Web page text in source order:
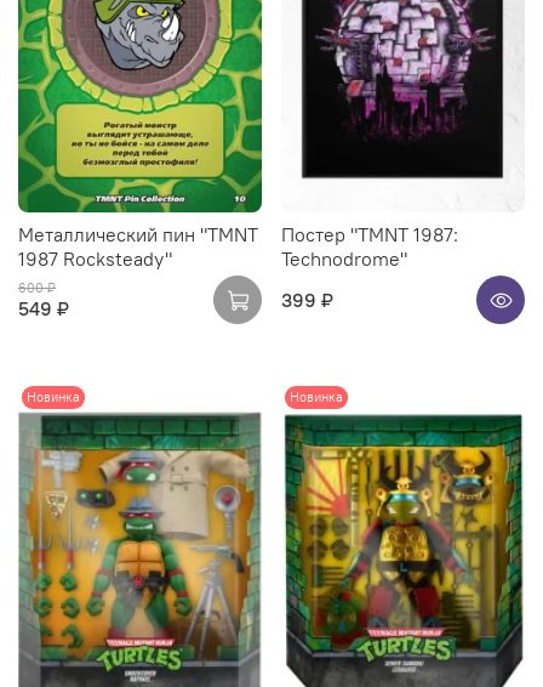
Металлический пин "TMNT
1987 Rocksteady"
600 ₽
549 ₽
Постер "TMNT 1987:
Technodrome"
399 ₽
Новинка Новинка